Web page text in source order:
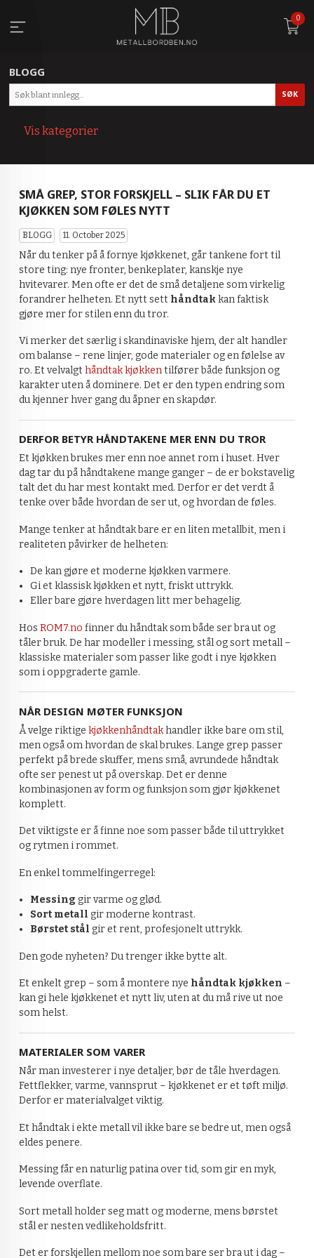
innholdet
0
BLOGG
Vis kategorier
BLOGG
SMÅ GREP, STOR FORSKJELL – SLIK FÅR DU ET
KJØKKEN SOM FØLES NYTT
BLOGG 11. October 2025
Når du tenker på å fornye kjøkkenet, går tankene fort til
store ting: nye fronter, benkeplater, kanskje nye
hvitevarer. Men ofte er det de små detaljene som virkelig
forandrer helheten. Et nytt sett håndtakkan faktisk
gjøre mer for stilen enn du tror.
Vi merker det særlig i skandinaviske hjem, der alt handler
om balanse – rene linjer, gode materialer og en følelse av
ro. Et velvalgthåndtak kjøkkentilfører både funksjon og
karakter uten å dominere. Det er den typen endring som
du kjenner hver gang du åpner en skapdør.
DERFOR BETYR HÅNDTAKENE MER ENN DU TROR
Et kjøkken brukes mer enn noe annet rom i huset. Hver
dag tar du på håndtakene mange ganger – de er bokstavelig
talt det du har mest kontakt med. Derfor er det verdt å
tenke over både hvordan de ser ut, og hvordan de føles.
Mange tenker at håndtak bare er en liten metallbit, men i
realiteten påvirker de helheten:
De kan gjøre et moderne kjøkken varmere.
Gi et klassisk kjøkken et nytt, friskt uttrykk.
Eller bare gjøre hverdagen litt mer behagelig.
HosROM7.no finner du håndtak som både ser bra ut og
tåler bruk. De har modeller i messing, stål og sort metall –
klassiske materialer som passer like godt i nye kjøkken
som i oppgraderte gamle.
NÅR DESIGN MØTER FUNKSJON
Å velge riktigekjøkkenhåndtakhandler ikke bare om stil,
men også om hvordan de skal brukes. Lange grep passer
perfekt på brede skuffer, mens små, avrundede håndtak
ofte ser penest ut på overskap. Det er denne
kombinasjonen av form og funksjon som gjør kjøkkenet
komplett.
Det viktigste er å finne noe som passer både til uttrykket
og rytmen i rommet.
En enkel tommelfingerregel:
Messing gir varme og glød.
Sort metall gir moderne kontrast.
Børstet stål gir et rent, profesjonelt uttrykk.
Den gode nyheten? Du trenger ikke bytte alt.
Et enkelt grep – som å montere nye håndtak kjøkken –
kan gi hele kjøkkenet et nytt liv, uten at du må rive ut noe
som helst.
MATERIALER SOM VARER
Når man investerer i nye detaljer, bør de tåle hverdagen.
Fettflekker, varme, vannsprut – kjøkkenet er et tøft miljø.
Derfor er materialvalget viktig.
Et håndtak i ekte metall vil ikke bare se bedre ut, men også
eldes penere.
Messing får en naturlig patina over tid, som gir en myk,
levende overflate.
Sort metall holder seg matt og moderne, mens børstet
stål er nesten vedlikeholdsfritt.
Det er forskjellen mellom noe som bare ser bra ut i dag –